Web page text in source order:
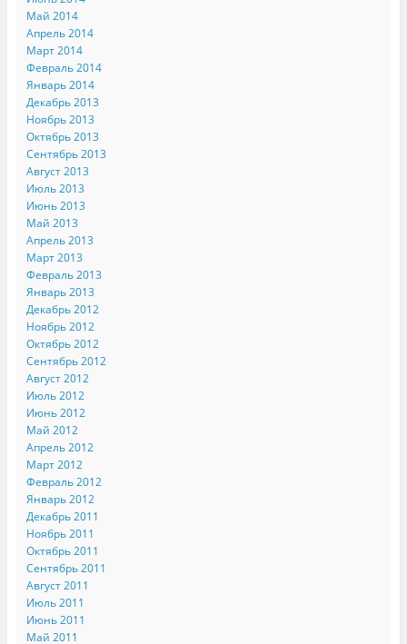
Май 2014
Апрель 2014
Март 2014
Февраль 2014
Январь 2014
Декабрь 2013
Ноябрь 2013
Октябрь 2013
Сентябрь 2013
Август 2013
Июль 2013
Июнь 2013
Май 2013
Апрель 2013
Март 2013
Февраль 2013
Январь 2013
Декабрь 2012
Ноябрь 2012
Октябрь 2012
Сентябрь 2012
Август 2012
Июль 2012
Июнь 2012
Май 2012
Апрель 2012
Март 2012
Февраль 2012
Январь 2012
Декабрь 2011
Ноябрь 2011
Октябрь 2011
Сентябрь 2011
Август 2011
Июль 2011
Июнь 2011
Май 2011